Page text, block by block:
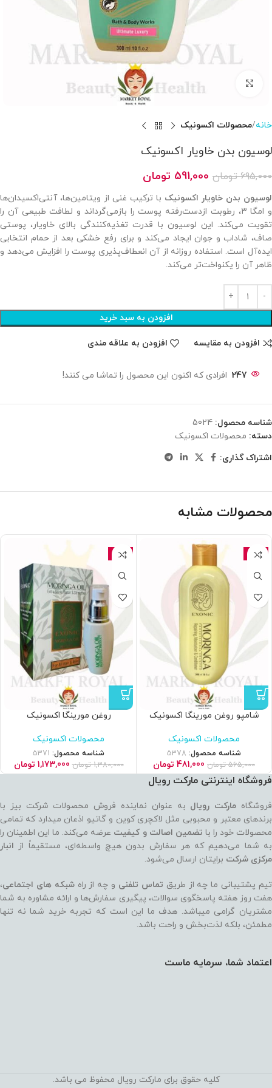
بزرگنمایی تصویر
خانه محصولات اکسونیک
لوسیون بدن خاویار اکسونیک
695,000 تومان 591,000 تومان
لوسیون بدن خاویار اکسونیک با ترکیب غنی از ویتامین‌ها، آنتی‌اکسیدان‌ها
و امگا ۳، رطوبت ازدست‌رفته پوست را بازمی‌گرداند و لطافت طبیعی آن را
تقویت می‌کند. این لوسیون با قدرت تغذیه‌کنندگی بالای خاویار، پوستی
صاف، شاداب و جوان ایجاد می‌کند و برای رفع خشکی بعد از حمام انتخابی
ایده‌آل است. استفاده روزانه از آن انعطاف‌پذیری پوست را افزایش می‌دهد و
ظاهر آن را یکنواخت‌تر می‌کند.
افزودن به سبد خرید
افزودن به مقایسه افزودن به علاقه مندی
247 افرادی که اکنون این محصول را تماشا می کنند!
شناسه محصول: 5024
دسته: محصولات اکسونیک
اشتراک گذاری:
محصولات مشابه
-15%
شامپو روغن مورینگا اکسونیک
محصولات اکسونیک
شناسه محصول: 5378
565,000 تومان 481,000 تومان
-15%
روغن مورینگا اکسونیک
محصولات اکسونیک
شناسه محصول: 5371
1,380,000 تومان 1,173,000 تومان
فروشگاه اینترنتی مارکت رویال
فروشگاه مارکت رویال به عنوان نماینده فروش محصولات شرکت بیز با
برندهای معتبر و محبوبی مثل لاکچری کوین و گاتیو اذعان میدارد که تمامی
محصولات خود را با تضمین اصالت و کیفیت عرضه می‌کند. ما این اطمینان را
به شما می‌دهیم که هر سفارش بدون هیچ واسطه‌ای، مستقیماً از انبار
مرکزی شرکت برایتان ارسال می‌شود.
تیم پشتیبانی ما چه از طریق تماس تلفنی و چه از راهشبکه های اجتماعی،
هفت روز هفته پاسخگوی سوالات، پیگیری سفارش‌ها و ارائه مشاوره به شما
مشتریان گرامی میباشد. هدف ما این است که تجربه خرید شما نه‌ تنها
مطمئن، بلکه لذت‌بخش و راحت باشد.
اعتماد شما، سرمایه ماست
کلیه حقوق برای مارکت رویال محفوظ می باشد.